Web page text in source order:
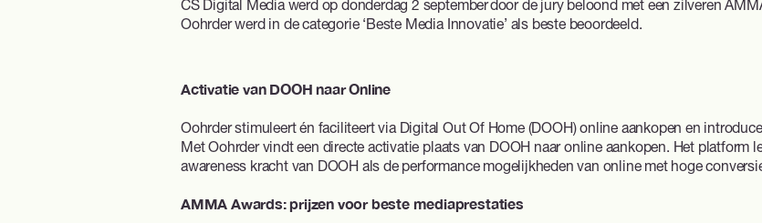
CS Digital Media werd op donderdag 2 september door de jury beloond met een zilveren
Oohrder werd in de categorie ‘Beste Media Innovatie’ als beste beoordeeld.
Activatie van DOOH naar Online
Oohrder stimuleert én faciliteert via Digital Out Of Home (DOOH)online aankopen en
Met Oohrder vindt een directe activatie plaats van DOOH naar online aankopen. Het platform
awareness kracht van DOOH als de performance mogelijkheden van online met hoge
AMMA Awards: prijzen voor beste mediaprestaties